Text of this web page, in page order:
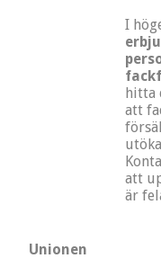
I
hitta
att
att
är
Unionen